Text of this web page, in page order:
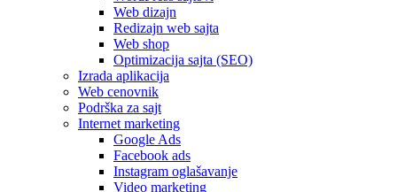
Web dizajn
Redizajn web sajta
Web shop
Optimizacija sajta (SEO)
Izrada aplikacija
Web cenovnik
Podrška za sajt
Internet marketing
Google Ads
Facebook ads
Instagram oglašavanje
Video marketing